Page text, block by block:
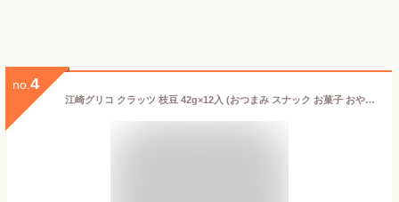
no. 4
江崎グリコ クラッツ 枝豆 42g×12入 (おつまみ スナック お菓子 おやつ 景品 ばらまき まとめ買い)